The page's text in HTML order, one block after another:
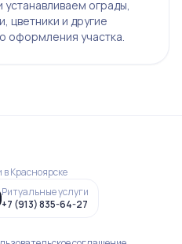
ограды,
цветники и другие
оформления участка.
Красноярске
Ритуальные услуги
+7 (913) 835-64-27